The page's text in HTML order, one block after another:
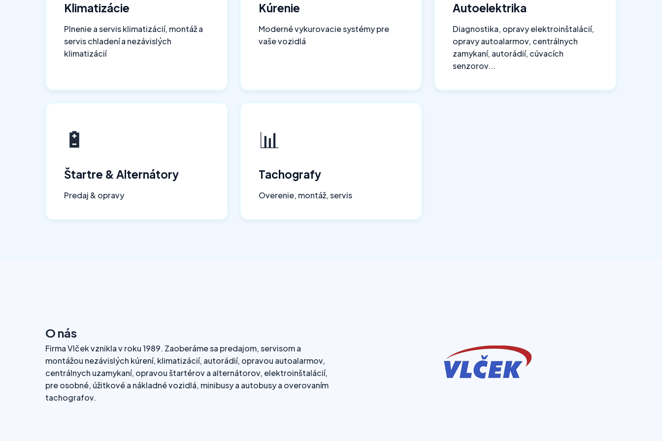
Klimatizácie
Plnenie a servis klimatizácií, montáž a
servis chladení a nezávislých
klimatizácií
Kúrenie
Moderné vykurovacie systémy pre
vaše vozidlá
Autoelektrika
Diagnostika, opravy elektroinštalácií,
opravy autoalarmov, centrálnych
zamykaní, autorádií, cúvacích
senzorov...
🔋
Štartre & Alternátory
Predaj & opravy
📊
Tachografy
Overenie, montáž, servis
O nás
Firma Vlček vznikla v roku 1989. Zaoberáme sa predajom, servisom a
montážou nezávislých kúrení, klimatizácií, autorádií, opravou autoalarmov,
centrálnych uzamykaní, opravou štartérov a alternátorov, elektroinštalácií,
pre osobné, úžitkové a nákladné vozidlá, minibusy a autobusy a overovaním
tachografov.